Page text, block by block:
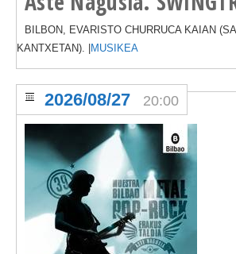
BILBON, EVARISTO CHURRUCA KAIAN
KANTXETAN). |
MUSIKEA
2026/08/27 20:00